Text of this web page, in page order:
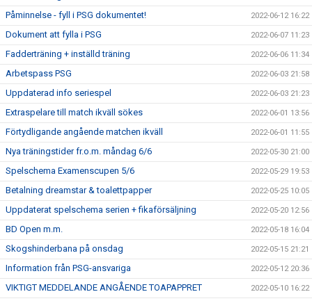
Påminnelse - fyll i PSG dokumentet! 2022-06-12 16:22
Dokument att fylla i PSG 2022-06-07 11:23
Fadderträning + inställd träning 2022-06-06 11:34
Arbetspass PSG 2022-06-03 21:58
Uppdaterad info seriespel 2022-06-03 21:23
Extraspelare till match ikväll sökes 2022-06-01 13:56
Förtydligande angående matchen ikväll 2022-06-01 11:55
Nya träningstider fr.o.m. måndag 6/6 2022-05-30 21:00
Spelschema Examenscupen 5/6 2022-05-29 19:53
Betalning dreamstar & toalettpapper 2022-05-25 10:05
Uppdaterat spelschema serien + fikaförsäljning 2022-05-20 12:56
BD Open m.m. 2022-05-18 16:04
Skogshinderbana på onsdag 2022-05-15 21:21
Information från PSG-ansvariga 2022-05-12 20:36
VIKTIGT MEDDELANDE ANGÅENDE TOAPAPPRET 2022-05-10 16:22